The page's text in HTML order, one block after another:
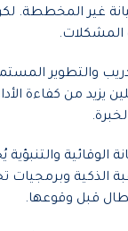
غير المخططة.
المشكلات.
والتطوير
يزيد من كفاءة
الوقائية
الذكية وبرمجيات
قبل وقوعها.